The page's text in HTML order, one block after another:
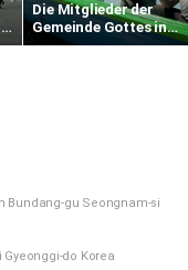
Die Mitglieder der
Gemeinde Gottes in
Nairobi (Kenia)
Bundang-gu Seongnam-si
do Korea